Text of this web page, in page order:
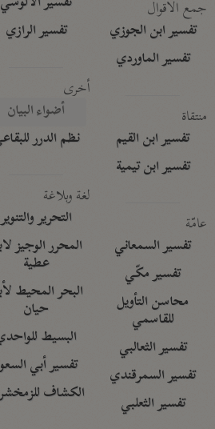
جمع الأقوال
تفسير ابن الجوزي
تفسير الماوردي
منتقاة
تفسير ابن القيم
تفسير ابن تيمية
عامّة
تفسير السمعاني
تفسير مكّي
محاسن التأويل
للقاسمي
تفسير الثعالبي
تفسير السمرقندي
تفسير الثعلبي
تفسير الرازي
أخرى
أضواء البيان
نظم الدرر
لغة وبلاغة
التحرير والتنوير
المحرر الوجيز
عطية
البحر المحيط
حيان
البسيط
تفسير أبي
الكشاف